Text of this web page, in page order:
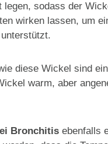
sodass der
wirken lassen, um
diese Wickel sind
warm, aber
Bronchitis ebenfalls